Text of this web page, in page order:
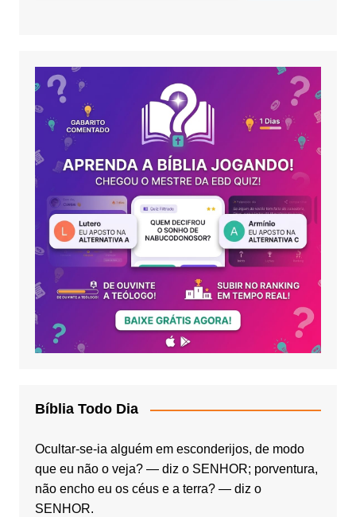
Bíblia Todo Dia
Ocultar-se-ia alguém em esconderijos, de modo
que eu não o veja? — diz o SENHOR; porventura,
não encho eu os céus e a terra? — diz o
SENHOR.